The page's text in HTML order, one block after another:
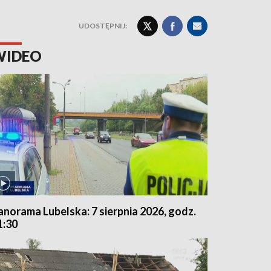
UDOSTĘPNIJ:
Lubelska: 7 sierpnia 2026, godz.